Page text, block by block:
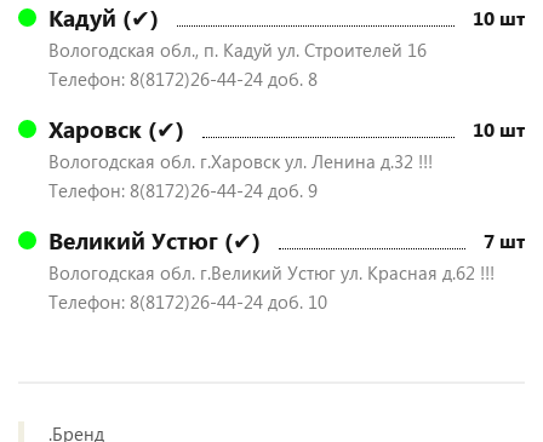
Кадуй (✔) 10 шт
Вологодская обл., п. Кадуй ул. Строителей 16
Телефон: 8(8172)26-44-24 доб. 8
Харовск (✔) 10 шт
Вологодская обл. г.Харовск ул. Ленина д.32 !!!
Телефон: 8(8172)26-44-24 доб. 9
Великий Устюг (✔) 7 шт
Вологодская обл. г.Великий Устюг ул. Красная д.62 !!!
Телефон: 8(8172)26-44-24 доб. 10
.Бренд